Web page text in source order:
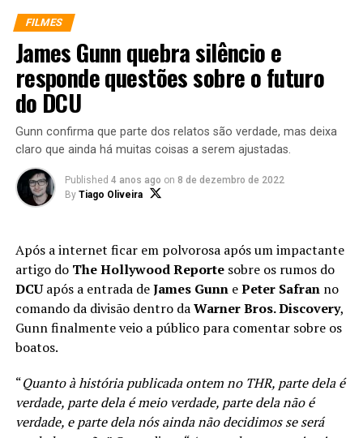
Bradley), que impulsivamente constrói um boneco de
madeira para lidar com a perda de seu filho durante um
bombardeio da Segunda Guerra Mundial. Quando o
boneco, batizado de Pinóquio ( voz de Gregory Mann
ganha vida após a magia de uma Fada Azul, ele
rapidamente atrai atenção de todos na cidade –
incluindo o regime fascista de Benito Mussolini.
Mais sombria, porém mais humana
Essa definitivamente é uma versão muito particular da
história. Ainda que retome diversos elementos do livro
original, Del Toro é audacioso em aproveitar o contexto
FILMES
James Gunn quebra silêncio e
responde questões sobre o futuro
do DCU
Gunn confirma que parte dos relatos são verdade, mas deixa
claro que ainda há muitas coisas a serem ajustadas.
Published 4 anos ago on 8 de dezembro de 2022
By Tiago Oliveira
Após a internet ficar em polvorosa após um impactante
artigo do The Hollywood Reportesobre os rumos do
DCUapós a entrada deJames GunnePeter Safranno
comando da divisão dentro daWarner Bros. Discovery,
Gunn finalmente veio a público para comentar sobre os
boatos.
“Quanto à história publicada ontem no THR, parte dela é
verdade, parte dela é meio verdade, parte dela não é
verdade, e parte dela nós ainda não decidimos se será